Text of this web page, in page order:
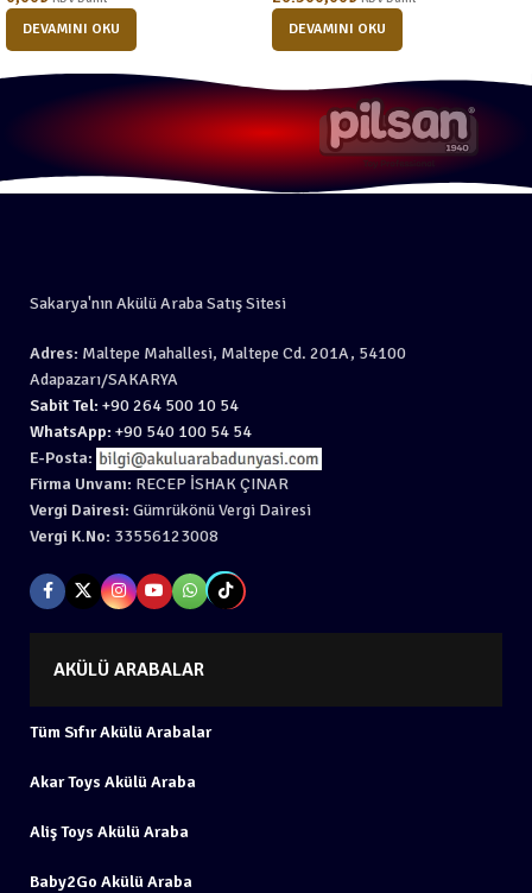
DEVAMINI OKU DEVAMINI OKU
Sakarya'nın Akülü Araba Satış Sitesi
Adres: Maltepe Mahallesi, Maltepe Cd. 201A, 54100
Adapazarı/SAKARYA
Sabit Tel: +90 264 500 10 54
WhatsApp: +90 540 100 54 54
E-Posta:
Firma Unvanı: RECEP İSHAK ÇINAR
Vergi Dairesi: Gümrükönü Vergi Dairesi
Vergi K.No: 33556123008
AKÜLÜ ARABALAR
Tüm Sıfır Akülü Arabalar
Akar Toys Akülü Araba
Aliş Toys Akülü Araba
Baby2Go Akülü Araba